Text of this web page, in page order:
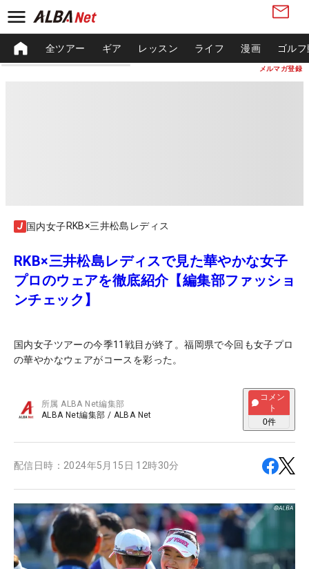
メルマガ登録
全ツアー ギア レッスン ライフ 漫画 ゴル
国内女子RKB×三井松島レディス
RKB×三井松島レディスで見た華やかな女子
プロのウェアを徹底紹介【編集部ファッショ
ンチェック】
国内女子ツアーの今季11戦目が終了。福岡県で今回も女子プロ
の華やかなウェアがコースを彩った。
所属ALBA Net編集部
ALBA Net編集部 / ALBA Net
コメン
ト
0件
配信日時： 2024年5月15日 12時30分